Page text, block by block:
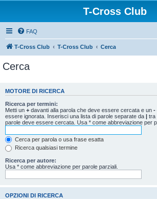
T-Cross Club
FAQ
T-Cross Club T-Cross Club Cerca
Cerca
MOTORE DI RICERCA
Ricerca per termini:
Metti un + davanti alla parola che deve essere cercata e un -
essere ignorata. Inserisci una lista di parole separate da | tra
parole deve essere cercata. Usa * come abbreviazione per
Cerca per parola o usa frase esatta
Ricerca qualsiasi termine
Ricerca per autore:
Usa * come abbreviazione per parole parziali.
OPZIONI DI RICERCA